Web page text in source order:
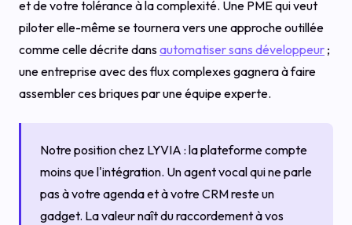
et de votre tolérance à la complexité. Une PME qui veut
piloter elle-même se tournera vers une approche outillée
comme celle décrite dansautomatiser sans développeur ;
une entreprise avec des flux complexes gagnera à faire
assembler ces briques par une équipe experte.
Notre position chez LYVIA : la plateforme compte
moins que l'intégration. Un agent vocal qui ne parle
pas à votre agenda et à votre CRM reste un
gadget. La valeur naît du raccordement à vos